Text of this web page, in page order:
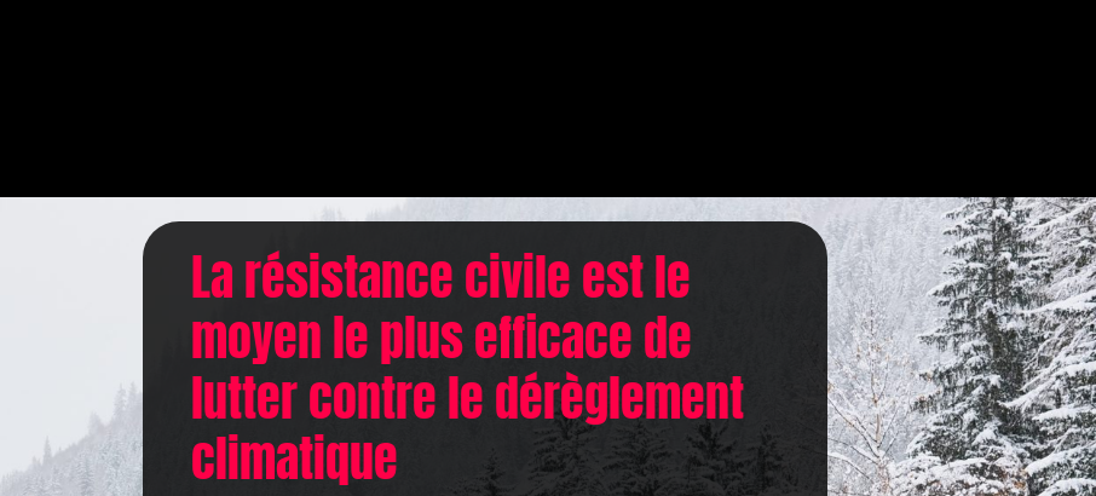
La résistance civile est le
moyen le plus efficace de
lutter contre le dérèglement
climatique